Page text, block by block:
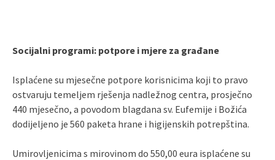
Socijalni programi: potpore i mjere za građane
Isplaćene su mjesečne potpore korisnicima koji to pravo
ostvaruju temeljem rješenja nadležnog centra, prosječno
440 mjesečno, a povodom blagdana sv. Eufemije i Božića
dodijeljeno je 560 paketa hrane i higijenskih potrepština.
Umirovljenicima s mirovinom do 550,00 eura isplaćene su